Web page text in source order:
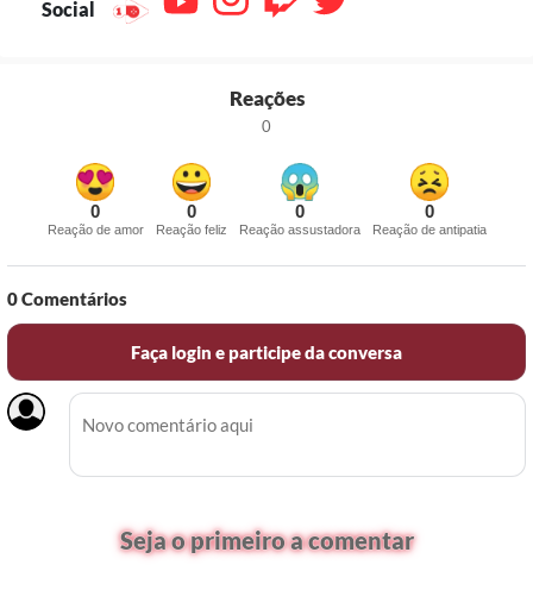
Social
Reações
0
0
Reação de amor
0
Reação feliz
0
Reação assustadora
0
Reação de antipatia
0Comentários
Faça login e participe da conversa
Seja o primeiro a comentar